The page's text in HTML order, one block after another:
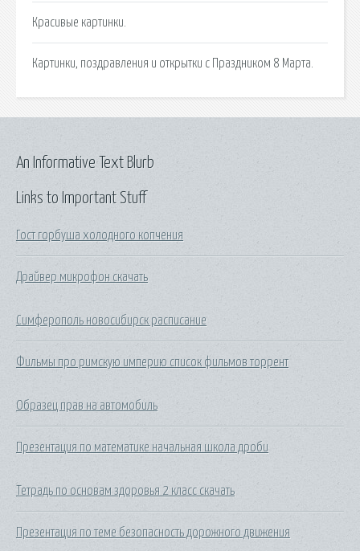
Красивые картинки.
Картинки, поздравления и открытки с Праздником 8 Марта.
Links to Important Stuff
Гост горбуша холодного копчения
Драйвер микрофон скачать
Симферополь новосибирск расписание
Фильмы про римскую империю список фильмов торрент
Образец прав на автомобиль
Презентация по математике начальная школа дроби
Тетрадь по основам здоровья 2 класс скачать
Презентация по теме безопасность дорожного движения
An Informative Text Blurb